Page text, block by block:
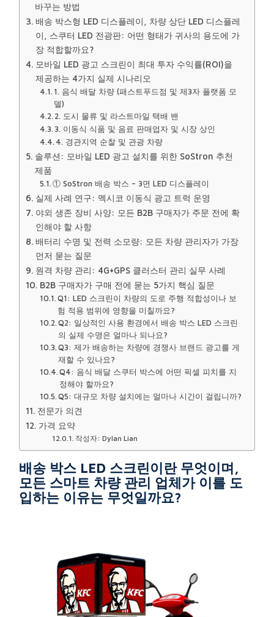
바꾸는 방법
배송 박스형 LED 디스플레이, 차량 상단 LED 디스플레
이, 스쿠터 LED 전광판: 어떤 형태가 귀사의 용도에 가
장 적합할까요?
모바일 LED 광고 스크린이 최대 투자 수익률(ROI)을
제공하는 4가지 실제 시나리오
1. 음식 배달 차량 (패스트푸드점 및 제3자 플랫폼 모
델)
2. 도시 물류 및 라스트마일 택배 밴
3. 이동식 식품 및 음료 판매업자 및 시장 상인
4. 경관지역 순찰 및 관광 차량
솔루션: 모바일 LED 광고 설치를 위한 SoStron 추천
제품
① SoStron 배송 박스 – 3면 LED 디스플레이
실제 사례 연구: 멕시코 이동식 광고 트럭 운영
야외 생존 장비 사양: 모든 B2B 구매자가 주문 전에 확
인해야 할 사항
배터리 수명 및 전력 소모량: 모든 차량 관리자가 가장
먼저 묻는 질문
원격 차량 관리: 4G+GPS 클러스터 관리 실무 사례
B2B 구매자가 구매 전에 묻는 5가지 핵심 질문
Q1: LED 스크린이 차량의 도로 주행 적합성이나 보
험 적용 범위에 영향을 미칠까요?
Q2: 일상적인 사용 환경에서 배송 박스 LED 스크린
의 실제 수명은 얼마나 되나요?
Q3: 제가 배송하는 차량에 경쟁사 브랜드 광고를 게
재할 수 있나요?
Q4: 음식 배달 스쿠터 박스에 어떤 픽셀 피치를 지
정해야 할까요?
Q5: 대규모 차량 설치에는 얼마나 시간이 걸립니까?
전문가 의견
가격 요약
작성자: Dylan Lian
배송 박스 LED 스크린이란 무엇이며,
모든 스마트 차량 관리 업체가 이를 도
입하는 이유는 무엇일까요?